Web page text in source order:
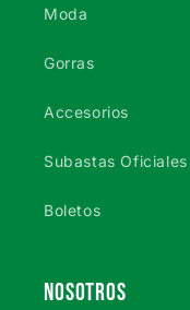
Moda
Gorras
Accesorios
Subastas Oficiales
Boletos
NOSOTROS